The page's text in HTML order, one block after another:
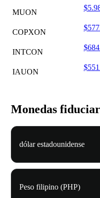
MUON
COPXON
INTCON
IAUON
Monedas
dólar estadounidense
Peso filipino (PHP)